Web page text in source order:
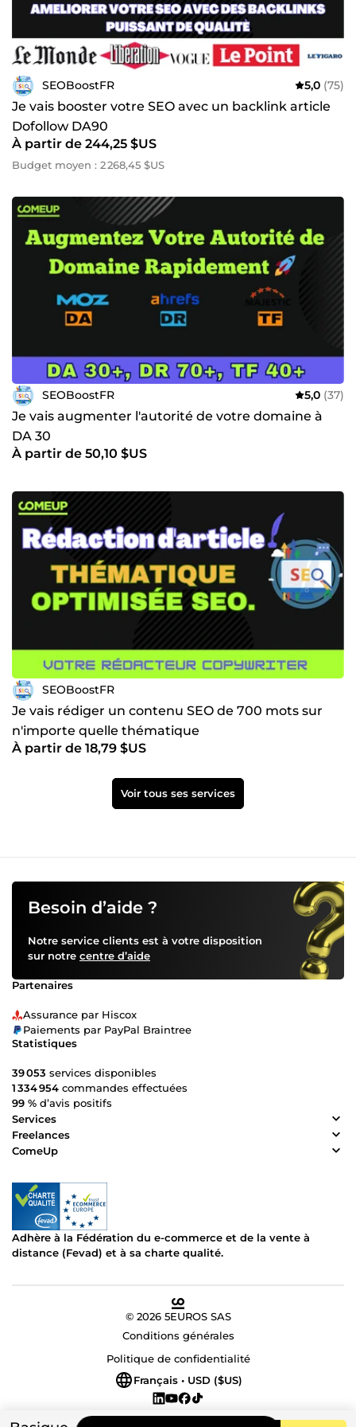
SEOBoostFR 5,0 (75)
Je vais booster votre SEO avec un backlink article
Dofollow DA90
À partir de 244,25 $US
Budget moyen : 2 268,45 $US
SEOBoostFR 5,0 (37)
Je vais augmenter l'autorité de votre domaine à
DA 30
À partir de 50,10 $US
SEOBoostFR
Je vais rédiger un contenu SEO de 700 mots sur
n'importe quelle thématique
À partir de 18,79 $US
Voir tous ses services
Besoin d’aide ?
Notre service clients est à votre disposition
sur notre centre d’aide
Partenaires
Assurance par Hiscox
Paiements par PayPal Braintree
Statistiques
39 053 services disponibles
1 334 954 commandes effectuées
99 % d’avis positifs
Services
Freelances
ComeUp
Adhère à la Fédération du e-commerce et de la vente à
distance (Fevad) et à sa charte qualité.
© 2026 5EUROS SAS
Conditions générales
Politique de confidentialité
Français • USD ($US)